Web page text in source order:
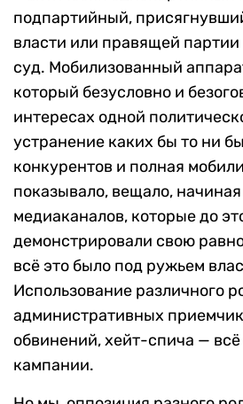
подпартийный,
власти или правящей
суд. Мобилизованный
который безусловно и
интересах одной
устранение каких бы то ни
конкурентов и полная
показывало, вещало,
медиаканалов, которые до
демонстрировали свою
всё это было под ружьем
Использование различного
административных
обвинений, хейт-спича — всё
кампании.